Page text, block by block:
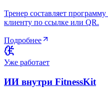
Тренер составляет
клиенту по ссылке или QR.
Подробнее
Уже работает
ИИ внутри FitnessKit